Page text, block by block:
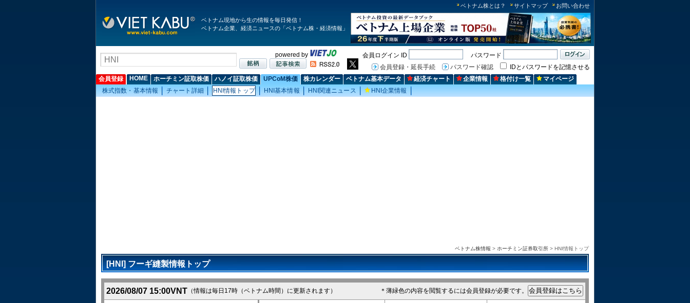
ベトナム株とは？ サイトマップ お問い合わせ
ベトナム現地から生の情報を毎日発信！
ベトナム企業、経済ニュースの「ベトナム株・経済情報」
powered by 会員ログイン ID
パスワード
会員登録・延長手続
パスワード確認
IDとパスワードを記憶させる
会員登録
HOME ホーチミン証取株価 ハノイ証取株価 UPCoM株価 株カレンダー ベトナム基本データ 経済チャート 企業情報 格付け一覧
マイページ
株式指数・基本情報
チャート詳細 HNI情報トップ HNI基本情報 HNI関連ニュース HNI企業情報
ベトナム株情報 > ホーチミン証券取引所 > HNI情報トップ
[HNI] フーギ縫製情報トップ
＊薄緑色の内容を閲覧するには会員登録が必要です。
2026/08/07 15:00VNT （情報は毎日17時（ベトナム時間）に更新されます）